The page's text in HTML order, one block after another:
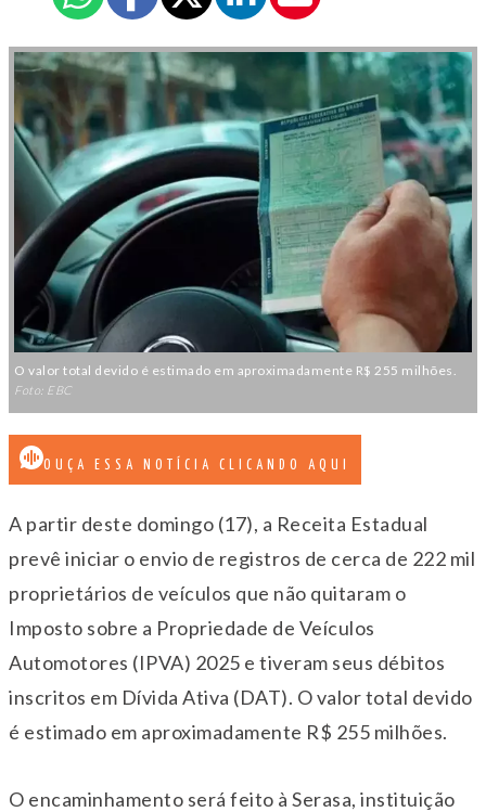
O valor total devido é estimado em aproximadamente R$ 255 milhões.
Foto: EBC
OUÇA ESSA NOTÍCIA CLICANDO AQUI
A partir deste domingo (17), a Receita Estadual
prevê iniciar o envio de registros de cerca de 222 mil
proprietários de veículos que não quitaram o
Imposto sobre a Propriedade de Veículos
Automotores (IPVA) 2025 e tiveram seus débitos
inscritos em Dívida Ativa (DAT). O valor total devido
é estimado em aproximadamente R$ 255 milhões.
O encaminhamento será feito à Serasa, instituição